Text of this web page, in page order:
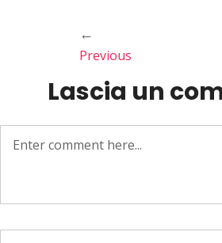
←
Previous
Lascia un